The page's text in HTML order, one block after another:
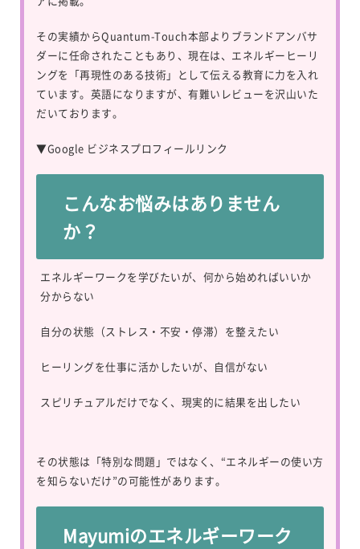
その実績からQuantum-Touch本部よりブランドアンバサ
ダーに任命されたこともあり、現在は、エネルギーヒーリ
ングを「再現性のある技術」として伝える教育に力を入れ
ています。英語になりますが、有難いレビューを沢山いた
だいております。
▼Google ビジネスプロフィールリンク
こんなお悩みはありません
か？
エネルギーワークを学びたいが、何から始めればいいか
分からない
自分の状態（ストレス・不安・停滞）を整えたい
ヒーリングを仕事に活かしたいが、自信がない
スピリチュアルだけでなく、現実的に結果を出したい
その状態は「特別な問題」ではなく、“エネルギーの使い方
を知らないだけ”の可能性があります。
Mayumiのエネルギーワーク